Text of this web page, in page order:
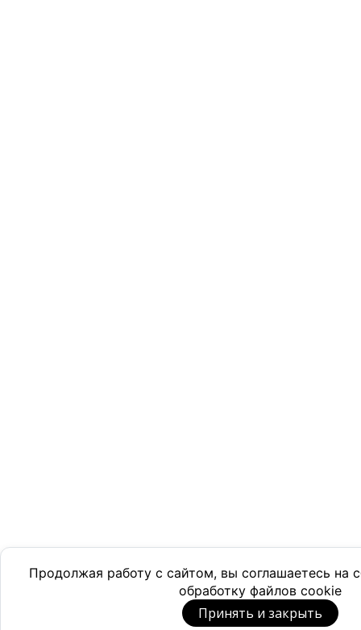
Продолжая работу с сайтом, вы соглашаетесь на
обработку файлов cookie
Принять и закрыть